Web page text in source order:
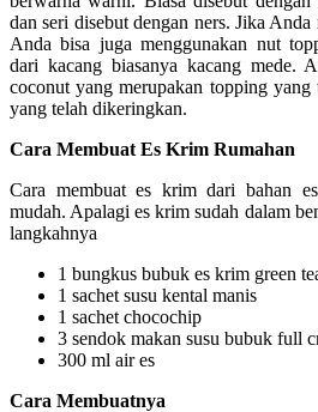
dan seri disebut dengan ners. Jika
Anda bisa juga menggunakan nut
dari kacang biasanya kacang mede.
coconut yang merupakan topping
yang telah dikeringkan.
Cara Membuat Es Krim Rumahan
Cara membuat es krim dari bahan
mudah. Apalagi es krim sudah dalam
langkahnya
1 bungkus bubuk es krim green
1 sachet susu kental manis
1 sachet chocochip
3 sendok makan susu bubuk full
300 ml air es
Cara Membuatnya